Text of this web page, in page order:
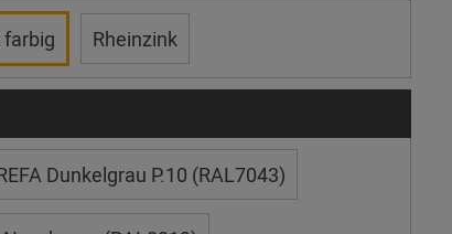
farbig Rheinzink
Dunkelgrau P.10 (RAL7043)